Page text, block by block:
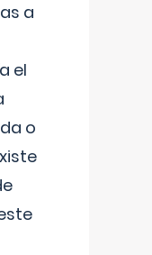
a
el
o